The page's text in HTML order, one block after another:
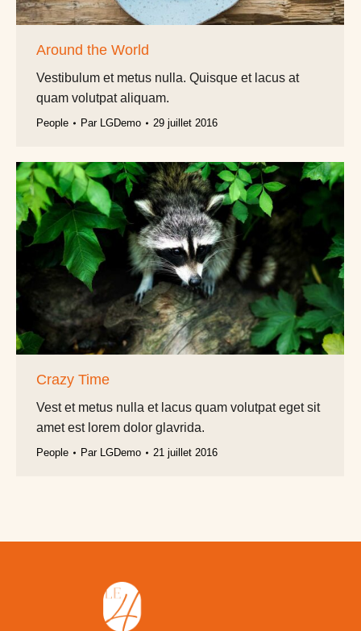
Around the World
Vestibulum et metus nulla. Quisque et lacus at
quam volutpat aliquam.
People Par LGDemo 29 juillet 2016
Crazy Time
Vest et metus nulla et lacus quam volutpat eget sit
amet est lorem dolor glavrida.
People Par LGDemo 21 juillet 2016